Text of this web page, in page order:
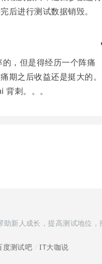
后进行测试数据销毁。
，但是得经历一个阵痛
期之后收益还是挺大的
刺。。。
新人成长，提高测试地位，
度测试吧 /IT大咖说